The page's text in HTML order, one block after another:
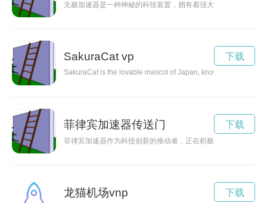
无极加速器是一种神秘的科技装置，拥有着强大的加速能力，
SakuraCat vp
SakuraCat is the lovable mascot of Japan, known for its fluffy
下载
菲律宾加速器传送门
菲律宾加速器作为科技创新的推动者，正在积极推动菲律宾科
下载
龙猫机场vnp 下载